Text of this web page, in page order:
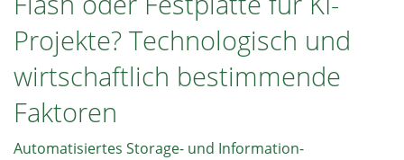
Speicherinfrastrukturen
für
den
Applikationsbetrieb
Projekte? Technologisch und
wirtschaftlich bestimmende
Faktoren
Automatisiertes Storage- und Information-